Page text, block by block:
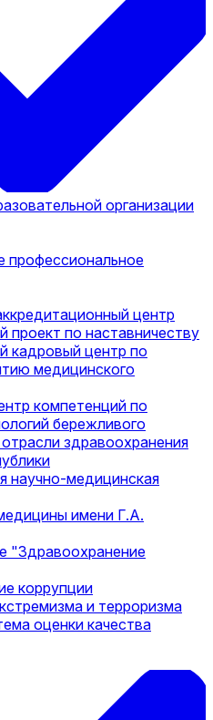
организации
профессиональное
центр
проект по наставничеству
кадровый центр по
медицинского
компетенций по
бережливого
здравоохранения
научно-медицинская
имени Г.А.
"Здравоохранение
коррупции
и терроризма
оценки качества